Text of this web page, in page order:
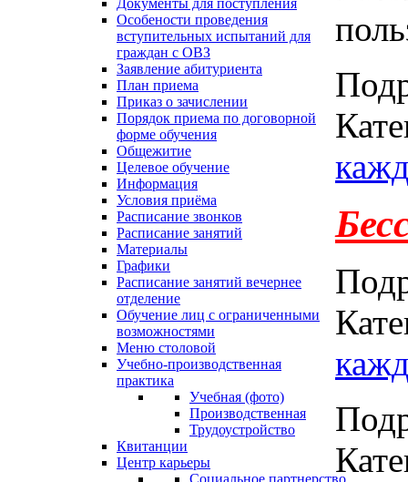
Документы для поступления
Особености проведения
вступительных испытаний для
граждан с ОВЗ
Заявление абитуриента
План приема
Приказ о зачислении
Порядок приема по договорной
форме обучения
Общежитие
Целевое обучение
Информация
Условия приёма
Расписание звонков
Расписание занятий
Материалы
Графики
Расписание занятий вечернее
отделение
Обучение лиц с ограниченными
возможностями
Меню столовой
Учебно-производственная
практика
Учебная (фото)
Производственная
Трудоустройство
Квитанции
Центр карьеры
Социальное партнерство